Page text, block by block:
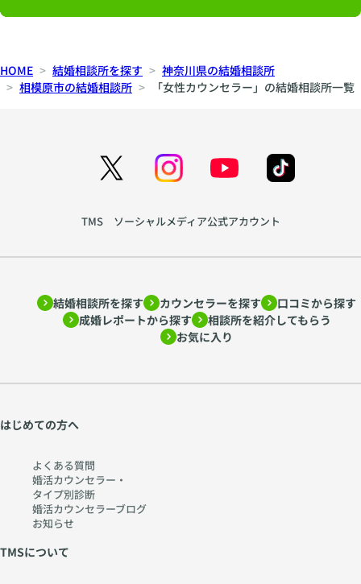
HOME 結婚相談所を探す
神奈川県の結婚相談所
相模原市の結婚相談所
「女性カウンセラー」の結婚相談所一覧
TMS ソーシャルメディア公式アカウント
結婚相談所を探す カウンセラーを探す
口コミから探す
成婚レポートから探す
相談所を紹介してもらう
お気に入り
はじめての方へ
よくある質問
婚活カウンセラー・
タイプ別診断
婚活カウンセラーブログ
お知らせ
TMSについて